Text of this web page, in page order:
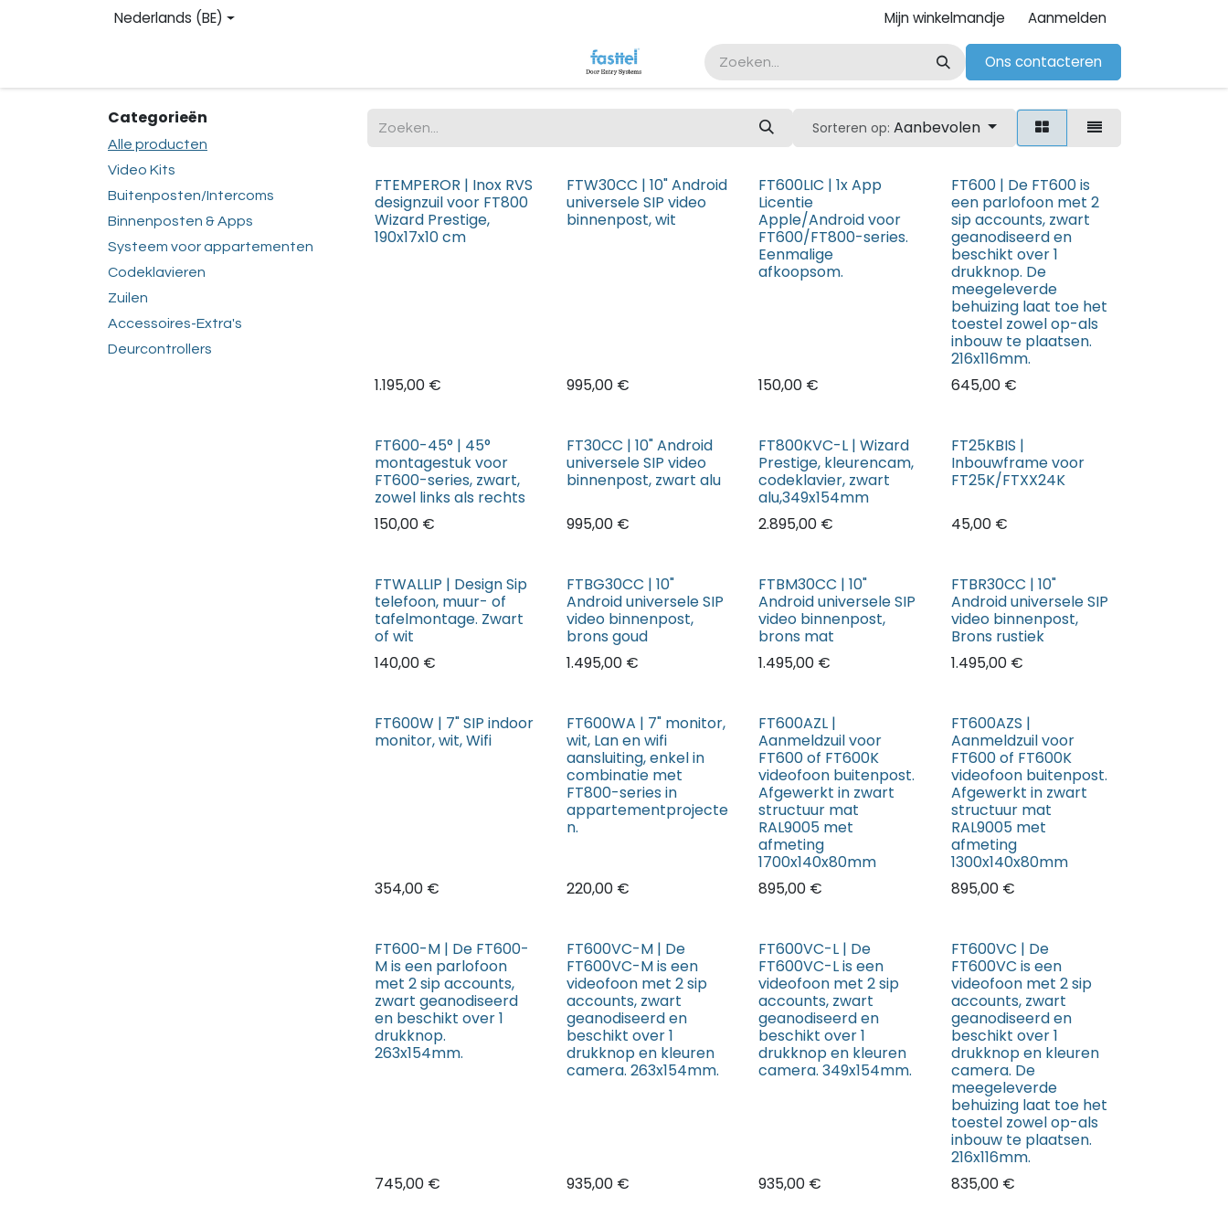
Overslaan naar inhoudNederlands (BE) Mijn winkelmandje Aanmelden
Ons contacteren
Categorieën
Alle producten
Video Kits
Buitenposten/Intercoms
Binnenposten & Apps
Systeem voor appartementen
Codeklavieren
Zuilen
Accessoires-Extra's
Deurcontrollers
Sorteren op: Aanbevolen
FTEMPEROR | Inox RVS
designzuil voor FT800
Wizard Prestige,
190x17x10 cm
1.195,00 €
FTW30CC | 10" Android
universele SIP video
binnenpost, wit
995,00 €
FT600LIC | 1x App
Licentie
Apple/Android voor
FT600/FT800-series.
Eenmalige
afkoopsom.
150,00 €
FT600 | De FT600 is
een parlofoon met 2
sip accounts, zwart
geanodiseerd en
beschikt over 1
drukknop. De
meegeleverde
behuizing laat toe het
toestel zowel op-als
inbouw te plaatsen.
216x116mm.
645,00€
FT600-45° | 45°
montagestuk voor
FT600-series, zwart,
zowel links als rechts
150,00 €
FT30CC | 10" Android
universele SIP video
binnenpost, zwart alu
995,00 €
FT800KVC-L | Wizard
Prestige, kleurencam,
codeklavier, zwart
alu,349x154mm
2.895,00 €
FT25KBIS |
Inbouwframe voor
FT25K/FTXX24K
45,00€
FTWALLIP | Design Sip
telefoon, muur- of
tafelmontage. Zwart
of wit
140,00 €
FTBG30CC | 10"
Android universele SIP
video binnenpost,
brons goud
1.495,00 €
FTBM30CC | 10"
Android universele SIP
video binnenpost,
brons mat
1.495,00 €
FTBR30CC | 10"
Android universele SIP
video binnenpost,
Brons rustiek
1.495,00€
FT600W | 7" SIP indoor
monitor, wit, Wifi
354,00 €
FT600WA | 7" monitor,
wit, Lan en wifi
aansluiting, enkel in
combinatie met
FT800-series in
appartementprojecte
n.
220,00 €
FT600AZL |
Aanmeldzuil voor
FT600 of FT600K
videofoon buitenpost.
Afgewerkt in zwart
structuur mat
RAL9005 met
afmeting
1700x140x80mm
895,00 €
FT600AZS |
Aanmeldzuil voor
FT600 of FT600K
videofoon buitenpost.
Afgewerkt in zwart
structuur mat
RAL9005 met
afmeting
1300x140x80mm
895,00€
FT600-M | De FT600-
M is een parlofoon
met 2 sip accounts,
zwart geanodiseerd
en beschikt over 1
drukknop.
263x154mm.
745,00 €
FT600VC-M | De
FT600VC-M is een
videofoon met 2 sip
accounts, zwart
geanodiseerd en
beschikt over 1
drukknop en kleuren
camera. 263x154mm.
935,00 €
FT600VC-L | De
FT600VC-L is een
videofoon met 2 sip
accounts, zwart
geanodiseerd en
beschikt over 1
drukknop en kleuren
camera. 349x154mm.
935,00 €
FT600VC | De
FT600VC is een
videofoon met 2 sip
accounts, zwart
geanodiseerd en
beschikt over 1
drukknop en kleuren
camera. De
meegeleverde
behuizing laat toe het
toestel zowel op-als
inbouw te plaatsen.
216x116mm.
835,00€